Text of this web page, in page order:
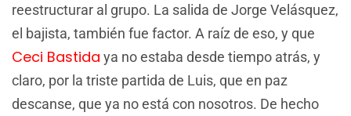
reestructurar al grupo. La salida de Jorge Velásquez,
el bajista, también fue factor. A raíz de eso, y que
Ceci Bastida ya no estaba desde tiempo atrás, y
claro, por la triste partida de Luis, que en paz
descanse, que ya no está con nosotros. De hecho